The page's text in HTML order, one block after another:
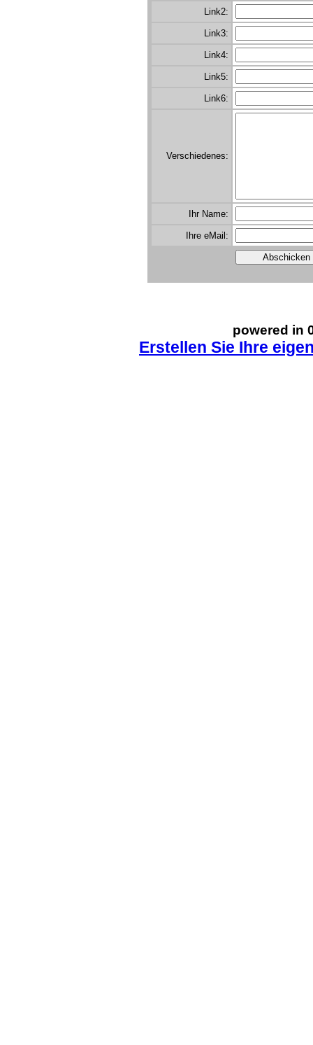
Link2:
Link3:
Link4:
Link5:
Link6:
Verschiedenes:
Ihr Name:
Ihre eMail:
powered in
Erstellen Sie Ihre